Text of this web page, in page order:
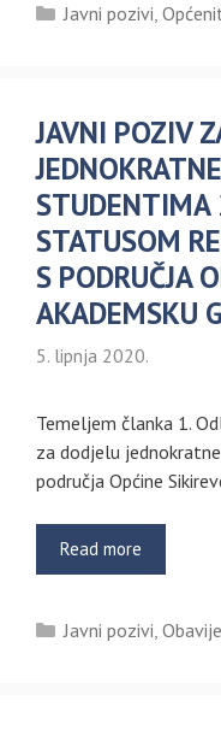
Kategorije
Javni pozivi,
JAVNI POZIV
STUDENTIMA
STATUSOM
S PODRUČJA
AKADEMSKU
5. lipnja 2020.
Temeljem članka 1.
za dodjelu
područja Općine
Read more
Kategorije
Javni pozivi,